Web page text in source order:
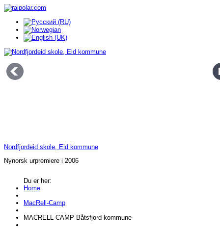
Nordfjordeid skole, Eid kommune
Nynorsk urpremiere i 2006
Du er her:
Home
MacRell-Camp
MACRELL-CAMP Båtsfjord kommune